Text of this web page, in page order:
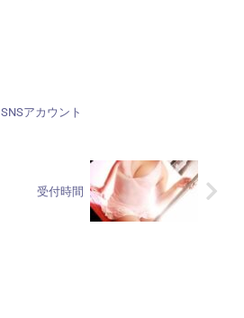
SNSアカウント
受付時間